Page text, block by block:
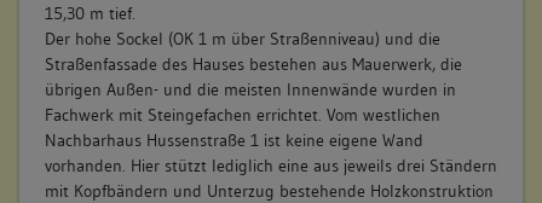
15,30 m tief.
Der hohe Sockel (OK 1 m über Straßenniveau) und die
Straßenfassade des Hauses bestehen aus Mauerwerk, die
übrigen Außen- und die meisten Innenwände wurden in
Fachwerk mit Steingefachen errichtet. Vom westlichen
Nachbarhaus Hussenstraße 1 ist keine eigene Wand
vorhanden. Hier stützt lediglich eine aus jeweils drei Ständern
mit Kopfbändern und Unterzug bestehende Holzkonstruktion